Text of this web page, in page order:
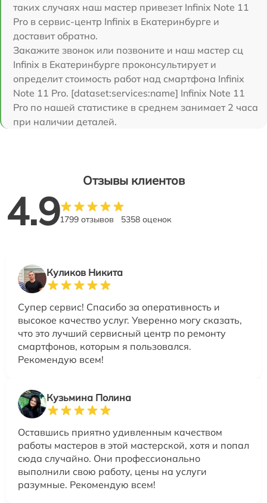
таких случаях наш мастер привезет Infinix Note 11
Pro в сервис-центр Infinix в Екатеринбурге и
доставит обратно.
Закажите звонок или позвоните и наш мастер сц
Infinix в Екатеринбурге проконсультирует и
определит стоимость работ над смартфона Infinix
Note 11 Pro. [dataset:services:name] Infinix Note 11
Pro по нашей статистике в среднем занимает 2 часа
при наличии деталей.
Отзывы клиентов
4.91799 отзывов 5358 оценок
Куликов Никита
Супер сервис! Спасибо за оперативность и
высокое качество услуг. Уверенно могу сказать,
что это лучший сервисный центр по ремонту
смартфонов, которым я пользовался.
Рекомендую всем!
Кузьмина Полина
Оставшись приятно удивленным качеством
работы мастеров в этой мастерской, хотя и попал
сюда случайно. Они профессионально
выполнили свою работу, цены на услуги
разумные. Рекомендую всем!